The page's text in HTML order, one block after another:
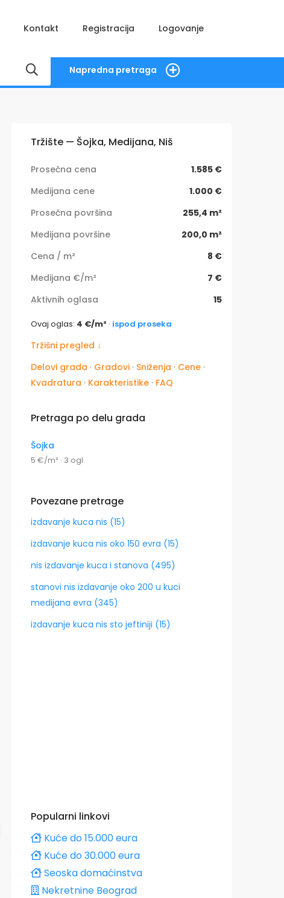
Kontakt Registracija Logovanje
Napredna pretraga
Tržište — Šojka, Medijana, Niš
Prosečna cena
1.585 €
Medijana cene
1.000 €
Prosečna površina
255,4 m²
Medijana površine
200,0 m²
Cena / m²
8 €
Medijana €/m²
7 €
Aktivnih oglasa
15
Ovaj oglas: 4 €/m² · ispod proseka
Tržišni pregled ↓
Delovi grada · Gradovi · Sniženja · Cene ·
Kvadratura · Karakteristike · FAQ
Pretraga po delu grada
Šojka
5 €/m² · 3 ogl.
Povezane pretrage
izdavanje kuca nis (15)
izdavanje kuca nis oko 150 evra (15)
nis izdavanje kuca i stanova (495)
stanovi nis izdavanje oko 200 u kuci
medijana evra (345)
izdavanje kuca nis sto jeftiniji (15)
Popularni linkovi
Kuće do 15.000 eura
Kuće do 30.000 eura
Seoska domaćinstva
Nekretnine Beograd